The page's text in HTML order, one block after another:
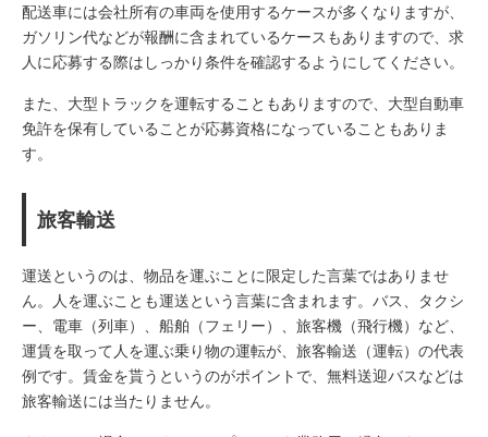
配送車には会社所有の車両を使用するケースが多くなりますが、
ガソリン代などが報酬に含まれているケースもありますので、求
人に応募する際はしっかり条件を確認するようにしてください。
また、大型トラックを運転することもありますので、大型自動車
免許を保有していることが応募資格になっていることもありま
す。
旅客輸送
運送というのは、物品を運ぶことに限定した言葉ではありませ
ん。人を運ぶことも運送という言葉に含まれます。バス、タクシ
ー、電車（列車）、船舶（フェリー）、旅客機（飛行機）など、
運賃を取って人を運ぶ乗り物の運転が、旅客輸送（運転）の代表
例です。賃金を貰うというのがポイントで、無料送迎バスなどは
旅客輸送には当たりません。